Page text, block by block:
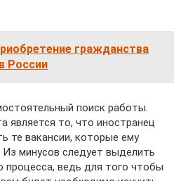
гражданства
России
поиск работы.
является то, что иностранец
те вакансии, которые ему
минусов следует выделить
процесса, ведь для того чтобы